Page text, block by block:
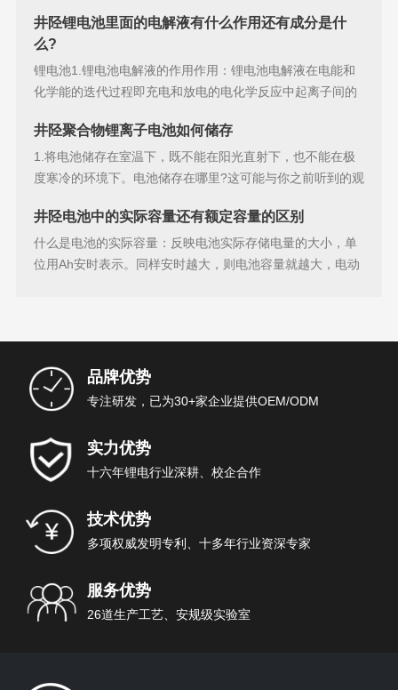
井陉锂电池里面的电解液有什么作用还有成分是什
么?
锂电池1.锂电池电解液的作用作用：锂电池电解液在电能和
化学能的迭代过程即充电和放电的电化学反应中起离子间的
井陉聚合物锂离子电池如何储存
1.将电池储存在室温下，既不能在阳光直射下，也不能在极
度寒冷的环境下。电池储存在哪里?这可能与你之前听到的观
井陉电池中的实际容量还有额定容量的区别
什么是电池的实际容量：反映电池实际存储电量的大小，单
位用Ah安时表示。同样安时越大，则电池容量就越大，电动
品牌优势
专注研发，已为30+家企业提供OEM/ODM
实力优势
十六年锂电行业深耕、校企合作
技术优势
多项权威发明专利、十多年行业资深专家
服务优势
26道生产工艺、安规级实验室